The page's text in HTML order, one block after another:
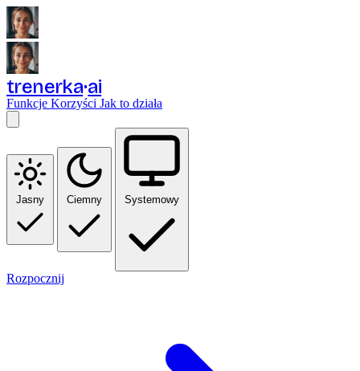
trenerka ai
Funkcje Korzyści Jak to działa
Jasny Ciemny Systemowy
Rozpocznij